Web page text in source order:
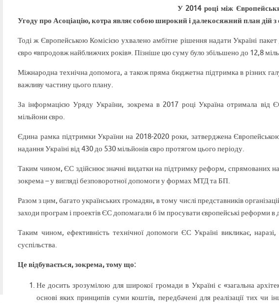
У 2014 році між
Угоду про Асоціацію, котра являє собою широкий і далекосяжний план дій з
Тоді ж Європейською Комісією ухвалено амбітне рішення надати Україні
євро «впродовж найближчих років». Пізніше цю суму було збільшено до 12,8
Міжнародна технічна допомога, а також пряма бюджетна підтримка в різних
важливу частину цього плану.
За інформацією Уряду України, зокрема в 2017 році Україна отримала від
мільйони євро.
Єдина рамка підтримки України на 2018-2020 роки, затверджена
надання Україні від 430 до 530 мільйонів євро протягом цього періоду.
Таким чином, ЄС здійснює значні видатки на підтримку реформ, спрямованих на
зокрема – у вигляді безповоротної допомоги у формах МТД та БП.
Разом з цим, багато українських громадян, в тому числі представників
заходи програм і проектів ЄС допомагали б їм просувати європейські реформи в
Таким чином, ефективність технічної допомоги ЄС Україні викликає,
суспільства.
Це відбувається, зокрема, тому що:
Не досить зрозумілою для широкої громади в Україні є «загальна
основі яких принципів суми коштів, передбачені для реалізації тих чи